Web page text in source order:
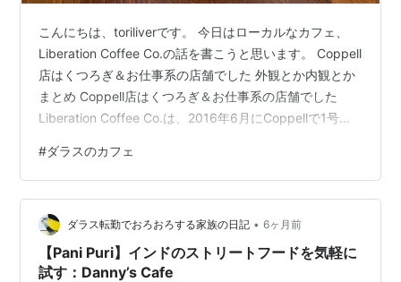
こんにちは、toriliverです。 今日はローカルなカフェ、
Liberation Coffee Co.の話を書こうと思います。 Coppell
店はくつろぎ＆お仕事系の店舗でした 外観とか内観とか
まとめ Coppell店はくつろぎ＆お仕事系の店舗でした
Liberation Coffee Co.は、2016年6月にCoppellで1号店
こと。企業生活の「解放（Liberation）」を意味する店名
だそうですよ。日本語でいうところの脱サラカフェ？ 場
所はこちら。 www.liberationcoffeecompany.com ここ
が本店で１号店…
#ダラスのカフェ
ダラス転勤でおろおろする家族の日記 • 6ヶ月前
【Pani Puri】インドのストリートフードを気軽に
試す：Danny’s Cafe